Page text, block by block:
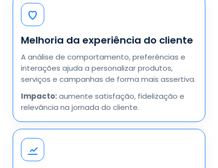
Melhoria da experiência do cliente
A análise de comportamento, preferências e
interações ajuda a personalizar produtos,
serviços e campanhas de forma mais assertiva.
Impacto:aumente satisfação, fidelização e
relevância na jornada do cliente.